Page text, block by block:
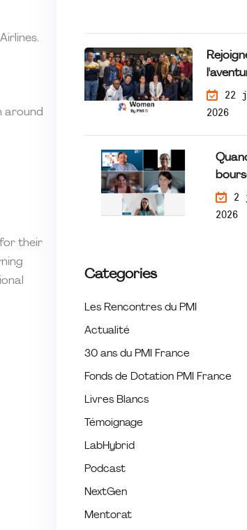
around
their
— Une
qui fait
22
2026
2
2026
Categories
Les Rencontres du PMI
Actualité
30 ans du PMI France
Fonds de Dotation PMI France
Livres Blancs
Témoignage
LabHybrid
Podcast
NextGen
Mentorat